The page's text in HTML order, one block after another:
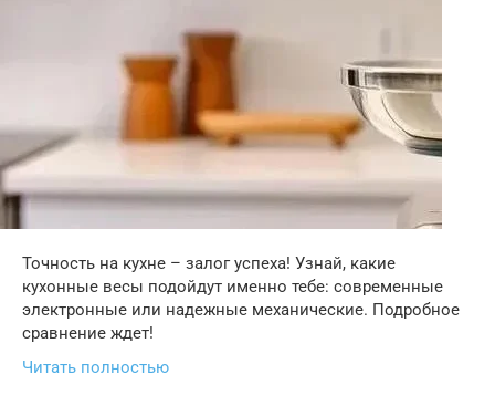
Точность на кухне – залог успеха! Узнай, какие
кухонные весы подойдут именно тебе: современные
электронные или надежные механические. Подробное
сравнение ждет!
Читать полностью